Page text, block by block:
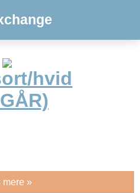
hvid
mere »